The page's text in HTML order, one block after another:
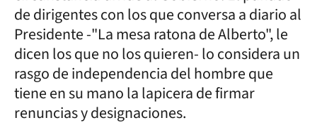
de dirigentes con los que conversa a diario al
Presidente -"La mesa ratona de Alberto", le
dicen los que no los quieren- lo considera un
rasgo de independencia del hombre que
tiene en su mano la lapicera de firmar
renuncias y designaciones.